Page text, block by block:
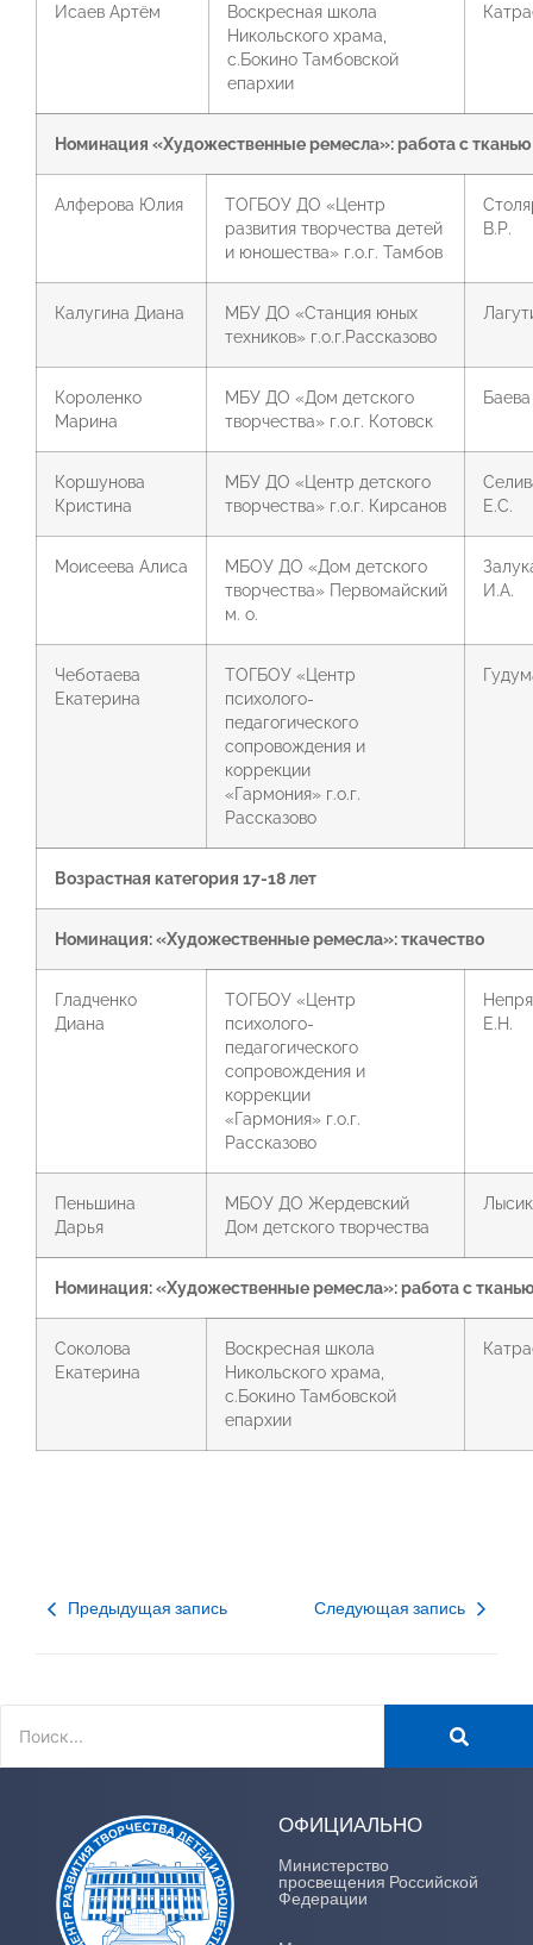
Исаев Артём
Воскресная школа
Никольского храма,
с.Бокино Тамбовской
епархии
Номинация «Художественные ремесла»: работа с тканью
Алферова Юлия
ТОГБОУ ДО «Центр
развития творчества детей
и юношества» г.о.г. Тамбов
В.Р.
Калугина Диана
МБУ ДО «Станция юных
техников» г.о.г.Рассказово
Короленко
Марина
МБУ ДО «Дом детского
творчества» г.о.г. Котовск
Коршунова
Кристина
МБУ ДО «Центр детского
творчества» г.о.г. Кирсанов
Е.С.
Моисеева Алиса
МБОУ ДО «Дом детского
творчества» Первомайский
м. о.
И.А.
Чеботаева
Екатерина
ТОГБОУ «Центр
психолого-
педагогического
сопровождения и
коррекции
«Гармония» г.о.г.
Рассказово
Возрастная категория 17-18 лет
Номинация: «Художественные ремесла»: ткачество
Гладченко
Диана
ТОГБОУ «Центр
психолого-
педагогического
сопровождения и
коррекции
«Гармония» г.о.г.
Рассказово
Е.Н.
Пеньшина
Дарья
МБОУ ДО Жердевский
Дом детского творчества
Номинация: «Художественные ремесла»: работа с
Соколова
Екатерина
Воскресная школа
Никольского храма,
с.Бокино Тамбовской
епархии
Предыдущая запись Следующая запись
ОФИЦИАЛЬНО
Министерство
просвещения Российской
Федерации